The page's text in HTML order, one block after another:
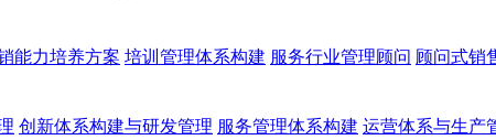
能力培养方案 培训管理体系构建 服务行业管理顾问 顾问式销
创新体系构建与研发管理 服务管理体系构建 运营体系与生产